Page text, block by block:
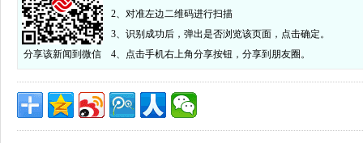
分享该新闻到微信
2、对准左边二维码进行扫描
3、识别成功后，弹出是否浏览该页面，点击确定。
4、点击手机右上角分享按钮，分享到朋友圈。